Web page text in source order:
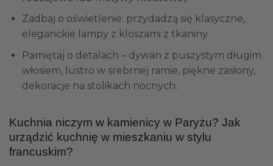
Zadbaj o oświetlenie: przydadzą się klasyczne,
eleganckie lampy z kloszami z tkaniny.
Pamiętaj o detalach – dywan z puszystym długim
włosiem, lustro w srebrnej ramie, piękne zasłony,
dekoracje na stolikach nocnych.
Kuchnia niczym w kamienicy w Paryżu? Jak
urządzić kuchnię w mieszkaniu w stylu
francuskim?